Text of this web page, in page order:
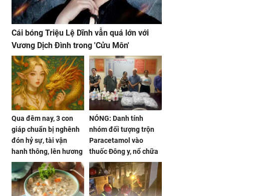
Cái bóng Triệu Lệ Dĩnh vẫn quá lớn với
Vương Dịch Đình trong 'Cửu Môn'
Qua đêm nay, 3 con
giáp chuẩn bị nghênh
đón hỷ sự, tài vận
hanh thông, lên hương
hóa Rồng hóa Phượng,
gom hết may mắn về
nhà
NÓNG: Danh tính
nhóm đối tượng trộn
Paracetamol vào
thuốc Đông y, nổ chữa
bách bệnh